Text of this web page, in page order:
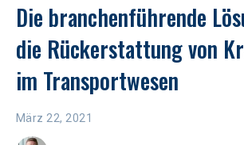
Die branchenführende
die Rückerstattung von
im Transportwesen
März 22, 2021